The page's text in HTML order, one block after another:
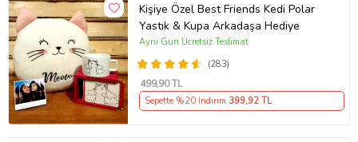
Kişiye Özel Best Friends Kedi Polar
Yastık & Kupa Arkadaşa Hediye
(283)
Aynı Gün Ücretsiz Teslimat
499,90 TL
Sepette %20 İndirim 399,92 TL